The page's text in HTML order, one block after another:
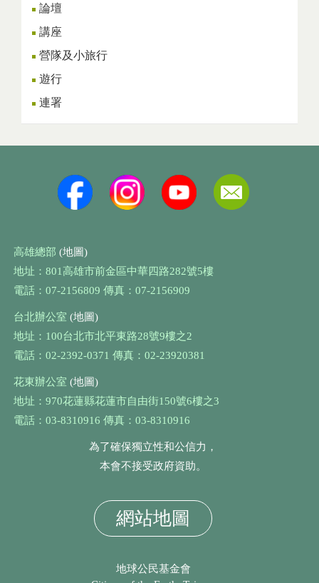
論壇
講座
營隊及小旅行
遊行
連署
高雄總部 (地圖)
地址：801高雄市前金區中華四路282號5樓
電話：07-2156809 傳真：07-2156909
台北辦公室 (地圖)
地址：100台北市北平東路28號9樓之2
電話：02-2392-0371 傳真：02-23920381
花東辦公室 (地圖)
地址：970花蓮縣花蓮市自由街150號6樓之3
電話：03-8310916 傳真：03-8310916
為了確保獨立性和公信力，
本會不接受政府資助。
網站地圖
地球公民基金會